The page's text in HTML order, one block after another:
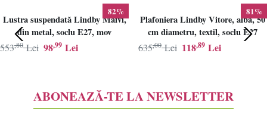
82%
Lustra suspendată Lindby Maivi,
din metal, soclu E27, mov
98,99 Lei
553,80 Lei
81%
Plafoniera Lindby Vitore, alba, 50
cm diametru, textil, soclu E27
118,89 Lei
635,00 Lei
ABONEAZĂ-TE LA NEWSLETTER